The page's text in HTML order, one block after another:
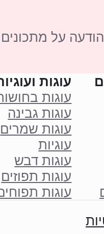
על
עוגות
עוגות
עוגות גבינה
עוגות שמרים
עוגיות
עוגות דבש
עוגות תפוזים
עוגות